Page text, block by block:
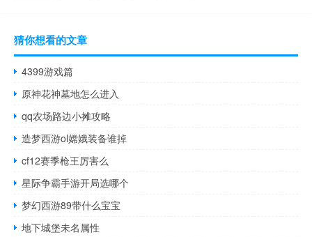
猜你想看的文章
4399游戏篇
原神花神墓地怎么进入
qq农场路边小摊攻略
造梦西游ol嫦娥装备谁掉
cf12赛季枪王厉害么
星际争霸手游开局选哪个
梦幻西游89带什么宝宝
地下城堡未名属性